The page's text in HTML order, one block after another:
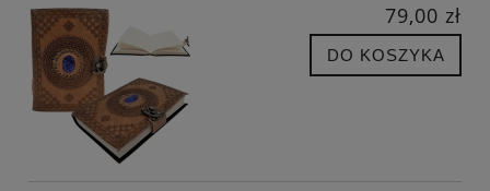
79,00 zł
DO KOSZYKA